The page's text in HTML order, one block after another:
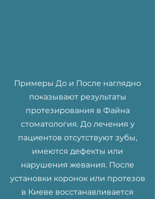
Примеры До и После наглядно
показывают результаты
протезирования в Файна
стоматология. До лечения у
пациентов отсутствуют зубы,
имеются дефекты или
нарушения жевания. После
установки коронок или протезов
в Киеве восстанавливается